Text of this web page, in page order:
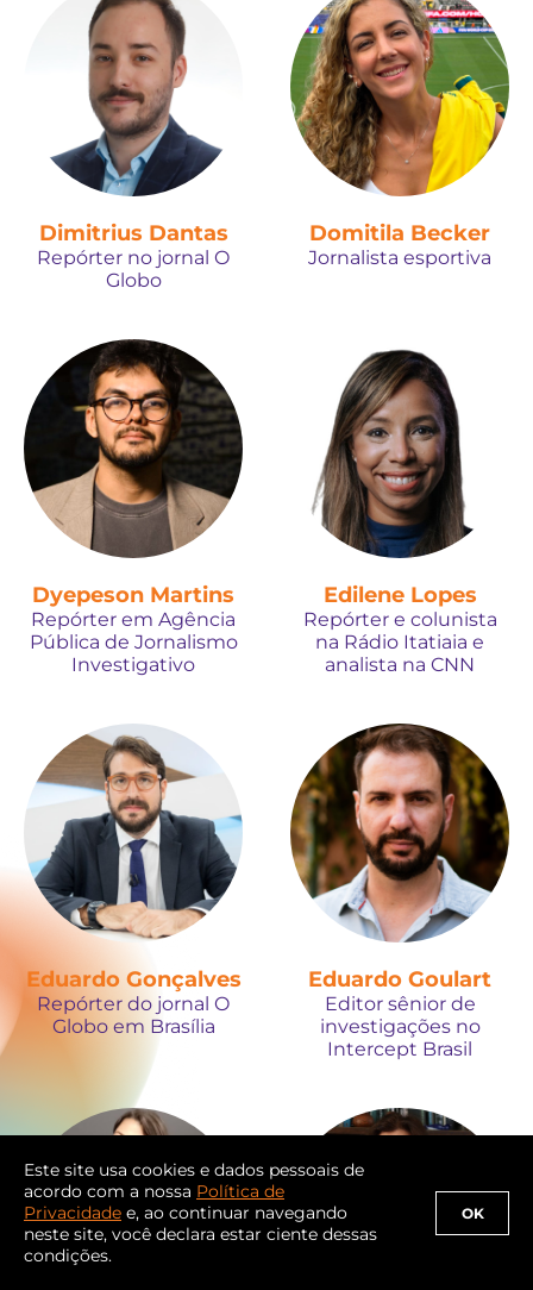
Dimitrius Dantas
Repórter no jornal O
Globo
Domitila Becker
Jornalista esportiva
Dyepeson Martins
Repórter em Agência
Pública de Jornalismo
Investigativo
Edilene Lopes
Repórter e colunista
na Rádio Itatiaia e
analista na CNN
Eduardo Gonçalves
Repórter do jornal O
Globo em Brasília
Eduardo Goulart
Editor sênior de
investigações no
Intercept Brasil
Este site usa cookies e dados pessoais de
acordo com a nossa Política de
Privacidade e, ao continuar navegando
neste site, você declara estar ciente dessas
condições.
OK